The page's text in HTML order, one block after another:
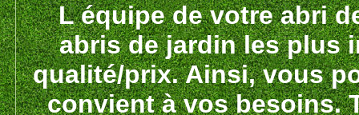
L équipe de votre abri
abris de jardin les plus
qualité/prix. Ainsi, vous
convient à vos besoins.